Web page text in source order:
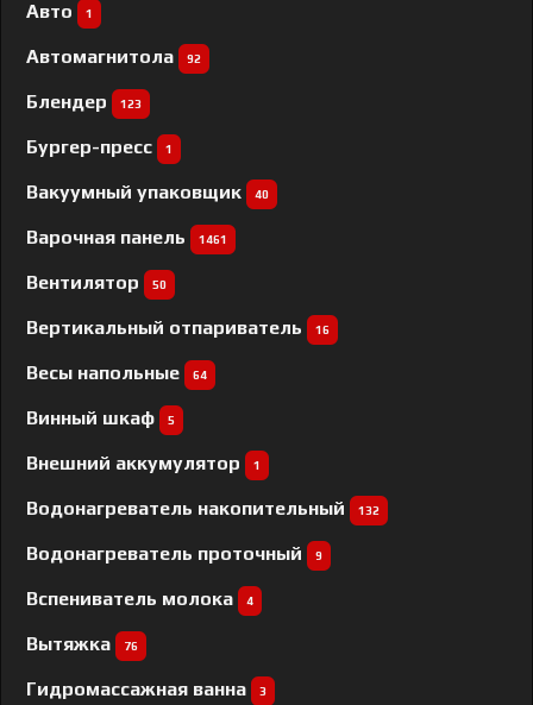
Авто 1
Автомагнитола 92
Блендер 123
Бургер-пресс 1
Вакуумный упаковщик 40
Варочная панель 1461
Вентилятор 50
Вертикальный отпариватель 16
Весы напольные 64
Винный шкаф 5
Внешний аккумулятор 1
Водонагреватель накопительный 132
Водонагреватель проточный 9
Вспениватель молока 4
Вытяжка 76
Гидромассажная ванна 3